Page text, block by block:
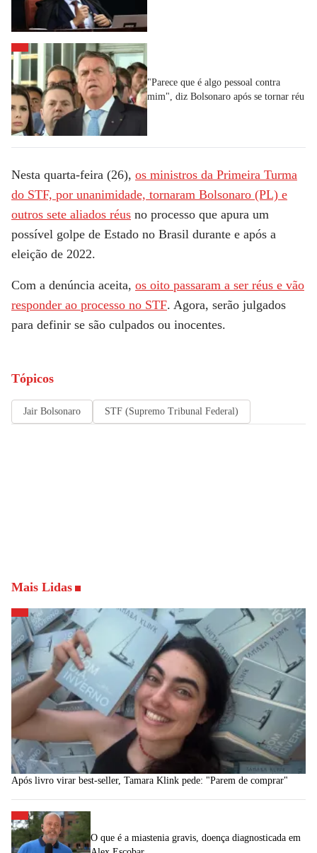
"Parece que é algo pessoal contra
mim", diz Bolsonaro após se tornar réu
Nesta quarta-feira (26), os ministros da Primeira Turma
do STF, por unanimidade, tornaram Bolsonaro (PL) e
outros sete aliados réus no processo que apura um
possível golpe de Estado no Brasil durante e após a
eleição de 2022.
Com a denúncia aceita, os oito passaram a ser réus e vão
responder ao processo no STF. Agora, serão julgados
para definir se são culpados ou inocentes.
Tópicos
Jair Bolsonaro STF (Supremo Tribunal Federal)
Mais Lidas
Após livro virar best-seller, Tamara Klink pede: "Parem de comprar"
O que é a miastenia gravis, doença diagnosticada em